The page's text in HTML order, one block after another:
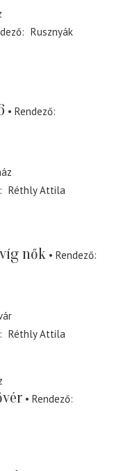
Rusznyák
Rendező
Réthly Attila
nők
Rendező
Réthly Attila
Rendező